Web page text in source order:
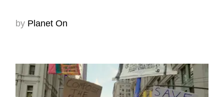
by Planet On